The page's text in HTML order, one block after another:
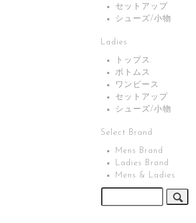
セットアップ
シューズ/小物
Ladies
トップス
ボトムス
ワンピース
セットアップ
シューズ/小物
Select Brand
Mens Brand
Ladies Brand
Mens & Ladies